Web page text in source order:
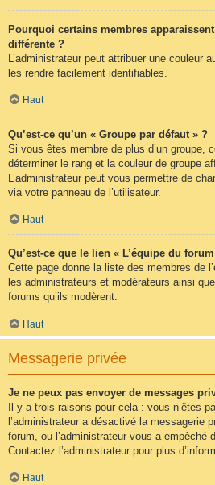
Pourquoi certains membres
différente ?
L’administrateur peut attribuer une couleur
les rendre facilement identifiables.
Haut
Qu’est-ce qu’un « Groupe par défaut » ?
Si vous êtes membre de plus d’un groupe,
déterminer le rang et la couleur de groupe
L’administrateur peut vous permettre de
via votre panneau de l’utilisateur.
Haut
Qu’est-ce que le lien « L’équipe du
Cette page donne la liste des membres de
les administrateurs et modérateurs ainsi
forums qu’ils modèrent.
Haut
Messagerie privée
Je ne peux pas envoyer de messages
Il y a trois raisons pour cela : vous n’êtes
l’administrateur a désactivé la messagerie
forum, ou l’administrateur vous a empêché
Contactez l’administrateur pour plus
Haut